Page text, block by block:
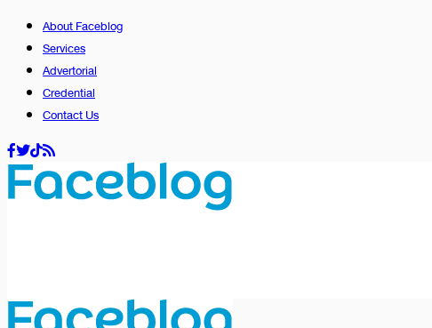
About Faceblog
Services
Advertorial
Credential
Contact Us